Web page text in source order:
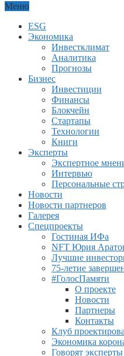
Меню
ESG
Экономика
Инвестклимат
Аналитика
Прогнозы
Бизнес
Инвестиции
Финансы
Блокчейн
Стартапы
Технологии
Книги
Эксперты
Экспертное
Интервью
Персональные
Новости
Новости партнеров
Галерея
Спецпроекты
Гостиная ИФа
NFT Юрия
Лучшие
75-летие
#ГолосПамяти
О проекте
Новости
Партнеры
Контакты
Клуб
Экономика
Говорят